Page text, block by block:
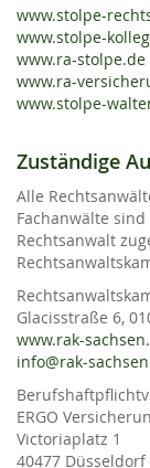
www.stolpe-
www.stolpe-
www.ra-stolpe.de
www.ra-
www.stolpe-
Zuständige
Alle
Fachanwälte
Rechtsanwalt
Glacisstraße 6,
www.rak-
info@rak-
ERGO
Victoriaplatz 1
40477 Düsseldorf